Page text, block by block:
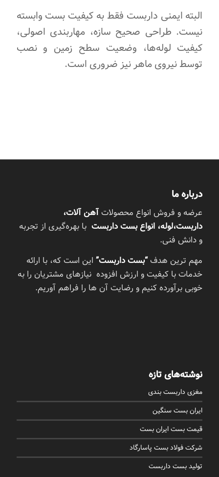
البته ایمنی داربست فقط به کیفیت بست وابسته
نیست. طراحی صحیح سازه، مهاربندی اصولی،
کیفیت لوله‌ها، وضعیت سطح زمین و نصب
توسط نیروی ماهر نیز ضروری است.
درباره ما
عرضه و فروش انواع محصولات آهن آلات،
داربست،لوله، انواع بست داربست با بهره‌گیری از تجربه
و دانش فنی.
مهم ترین هدف“بست داربست” این است که، با ارائه
خدمات با کیفیت و ارزش افزوده نیازهای مشتریان را به
خوبی برآورده کنیم و رضایت آن ها را فراهم آوریم.
نوشته‌های تازه
مغزی داربست بندی
ایران بست سنگین
قیمت بست ایران بست
شرکت فولاد بست پاسارگاد
تولید بست داربست